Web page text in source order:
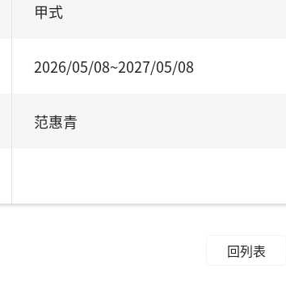
甲式
2026/05/08~2027/05/08
范惠青
回列表